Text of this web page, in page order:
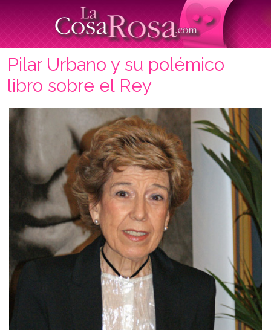
Pilar Urbano y su polémico
libro sobre el Rey